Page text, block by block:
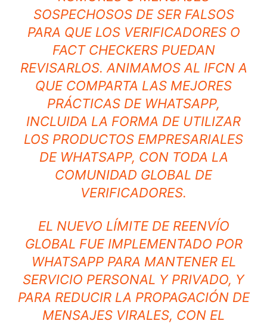
SOSPECHOSOS DE SER FALSOS
PARA QUE LOS VERIFICADORES O
FACT CHECKERS PUEDAN
REVISARLOS. ANIMAMOS AL IFCN A
QUE COMPARTA LAS MEJORES
PRÁCTICAS DE WHATSAPP,
INCLUIDA LA FORMA DE UTILIZAR
LOS PRODUCTOS EMPRESARIALES
DE WHATSAPP, CON TODA LA
COMUNIDAD GLOBAL DE
VERIFICADORES.
EL NUEVO LÍMITE DE REENVÍO
GLOBAL FUE IMPLEMENTADO POR
WHATSAPP PARA MANTENER EL
SERVICIO PERSONAL Y PRIVADO, Y
PARA REDUCIR LA PROPAGACIÓN DE
MENSAJES VIRALES, CON EL